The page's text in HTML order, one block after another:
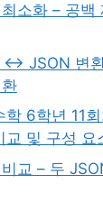
소화 – 공백
↔ JSON 변
학 6학년 11
교 및 구성 요
교 – 두